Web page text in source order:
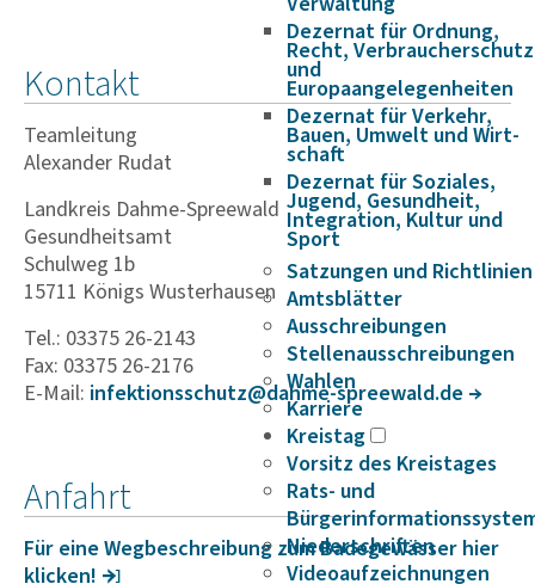
Dezernat für Ordnung,
Recht, Verbraucherschutz
und
Europaangelegenheiten
Dezernat für Verkehr,
Bauen, Umwelt und Wirt­
schaft
Dezernat für Soziales,
Jugend, Gesundheit,
Integration, Kultur und
Sport
Satzungen und Richtlinien
Amtsblätter
Ausschreibungen
Stellenausschreibungen
Wahlen
Karriere
Kreistag
Vorsitz des Kreistages
Rats- und
Niederschriften
Videoaufzeichnungen
Kontakt
Teamleitung
Alexander Rudat
Landkreis Dahme-Spreewald
Gesundheitsamt
Schulweg 1b
15711 Königs Wusterhausen
Tel.: 03375 26-2143
Fax: 03375 26-2176
E-Mail: infek­ti­ons­schutz@dahme-spree­wald.de
Anfahrt
Für eine Wegbe­schrei­bung zum Bade­ge­wässer hier
klicken!